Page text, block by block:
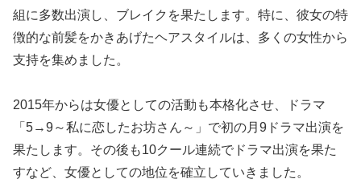
組に多数出演し、ブレイクを果たします。特に、彼女の特
徴的な前髪をかきあげたヘアスタイルは、多くの女性から
支持を集めました。
2015年からは女優としての活動も本格化させ、ドラマ
「5→9～私に恋したお坊さん～」で初の月9ドラマ出演を
果たします。その後も10クール連続でドラマ出演を果た
すなど、女優としての地位を確立していきました。